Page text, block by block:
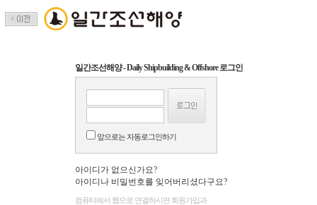
일간조선해양 - Daily Shipbuilding & Offshore 로그인
앞으로는 자동로그인하기
아이디가 없으신가요?
아이디나 비밀번호를 잊어버리셨다구요?
컴퓨터에서 웹으로 연결하시면 회원가입과